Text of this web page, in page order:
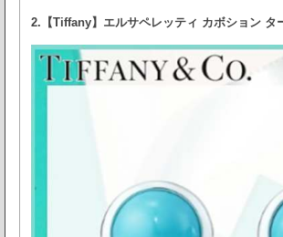
2.【Tiffany】エルサペレッティ カボション タ